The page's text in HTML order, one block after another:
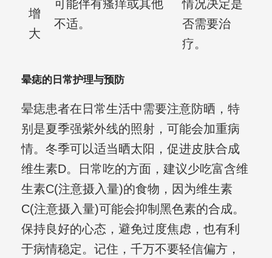
增
大
可能伴有瘙痒或其他
不适。
情况决定是
否需要治
疗。
晕痣的日常护理与预防
晕痣患者在日常生活中需要注意防晒，特
别是夏季强紫外线的照射，可能会加重病
情。冬季可以适当晒太阳，促进皮肤合成
维生素D。日常吃的方面，建议少吃富含维
生素C(注意摄入量)的食物，因为维生素
C(注意摄入量)可能会抑制黑色素的合成。
保持良好的心态，避免过度焦虑，也有利
于病情稳定。记住，千万不要轻信偏方，